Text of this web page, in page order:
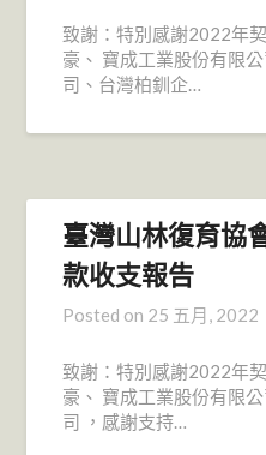
致謝：特別感謝2022年
豪、 寶成工業股份有限
司、台灣柏釧企…
臺灣山林復育協
款收支報告
Posted on 25 五月, 2022
致謝：特別感謝2022年
豪、 寶成工業股份有限
司 ，感謝支持…